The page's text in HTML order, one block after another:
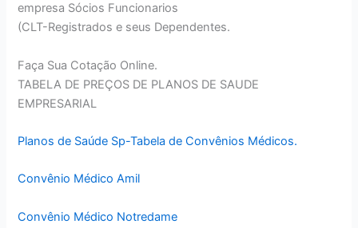
empresa Sócios Funcionarios
(CLT-Registrados e seus Dependentes.
Faça Sua Cotação Online.
TABELA DE PREÇOS DE PLANOS DE SAUDE
EMPRESARIAL
Planos de Saúde Sp-Tabela de Convênios Médicos.
Convênio Médico Amil
Convênio Médico Notredame